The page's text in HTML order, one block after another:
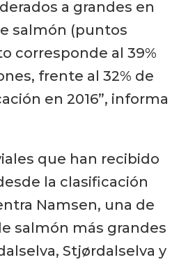
a grandes en
salmón (puntos
corresponde al 39%
frente al 32% de
en 2016”, informa
que han recibido
la clasificación
Namsen, una de
salmón más grandes
Stjørdalselva y